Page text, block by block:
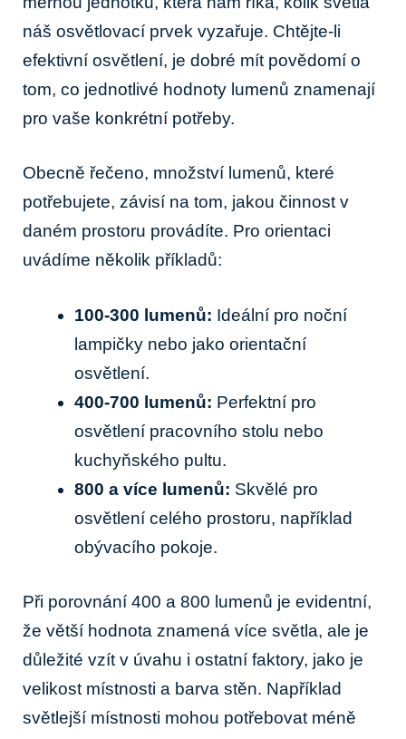
‌náš osvětlovací prvek ⁤vyzařuje. Chtějte-li
efektivní‍ osvětlení, je dobré mít povědomí o
tom, co jednotlivé hodnoty lumenů ⁢znamenají
pro vaše konkrétní potřeby.
Obecně řečeno, množství‌ lumenů, které⁤
potřebujete, ⁢závisí‌ na tom, jakou‍ činnost v ​
daném prostoru provádíte. Pro orientaci
uvádíme několik příkladů:
100-300 lumenů: Ideální⁢ pro noční
lampičky nebo jako orientační
osvětlení.
400-700 lumenů: Perfektní pro
osvětlení⁤ pracovního stolu nebo
kuchyňského pultu.
800 ⁤a⁣ více lumenů: Skvělé pro ​
osvětlení celého ‍prostoru,⁤ například
obývacího ‌pokoje.
Při porovnání 400⁤ a 800 lumenů je evidentní,
že‌ větší hodnota ​znamená‍ více světla, ale je
důležité vzít v úvahu i ostatní faktory, jako ‍je
velikost​ místnosti ‍a barva⁣ stěn. Například
světlejší místnosti⁤ mohou potřebovat méně